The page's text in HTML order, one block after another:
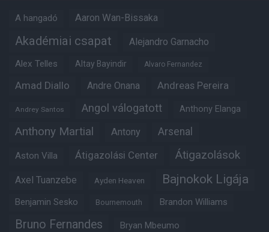
A hangadó Aaron Wan-Bissaka
Akadémiai csapat Alejandro Garnacho
Alex Telles Altay Bayindir Alvaro Fernandez
Amad Diallo Andre Onana Andreas Pereira
Andrey Santos Angol válogatott Anthony Elanga
Anthony Martial Antony Arsenal
Aston Villa Átigazolási Center Átigazolások
Axel Tuanzebe Ayden Heaven Bajnokok Ligája
Benjamin Sesko Bournemouth Brandon Williams
Bruno Fernandes Bryan Mbeumo